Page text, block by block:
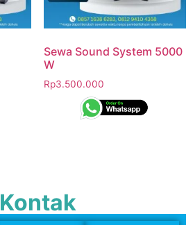
Sewa Sound System 5000
W
Rp3.500.000
Kontak